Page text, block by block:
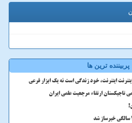
پربیننده ترین ها
اینترنت، خود زندگی است نه یک ابزار فرعی
تاجیکستان ارتقاء مرجعیت علمی ایران